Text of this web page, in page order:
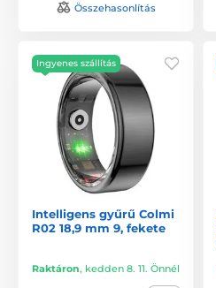
Összehasonlítás
Ingyenes szállítás
Intelligens gyűrű Colmi
R02 18,9 mm 9, fekete
Raktáron, kedden 8. 11. Önnél